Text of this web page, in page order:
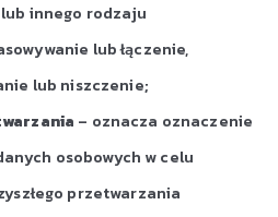
innego rodzaju
lub łączenie,
lub niszczenie;
– oznacza oznaczenie
osobowych w celu
przetwarzania